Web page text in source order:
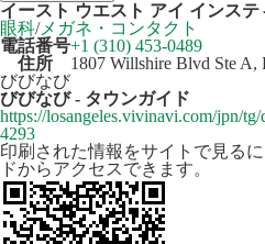
+
−
イースト ウエスト アイ インステ
眼科/メガネ・コンタクト
電話番号+1 (310) 453-0489
住所
1807 Willshire Blvd Ste A,
びびなび
びびなび - タウンガイド
https://losangeles.vivinavi.com/jpn/
4293
印刷された情報をサイトで見る
ドからアクセスできます。